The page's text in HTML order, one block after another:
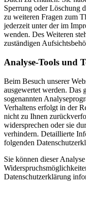
Sperrung oder Löschung
zu weiteren Fragen zum
jederzeit unter der im
wenden. Des Weiteren
zuständigen
Analyse-Tools und
Beim Besuch unserer
ausgewertet werden. Das
sogenannten
Verhaltens erfolgt in der
nicht zu Ihnen
widersprechen oder sie
verhindern. Detaillierte
folgenden
Sie können dieser
Datenschutzerklärung